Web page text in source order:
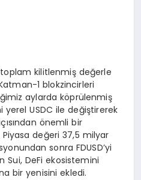
kilitlenmiş değerle
1 blokzincirleri
aylarda köprülenmiş
yerel USDC ile değiştirerek
önemli bir
değeri 37,5 milyar
sonra FDUSD’yi
DeFi ekosistemini
bir yenisini ekledi.